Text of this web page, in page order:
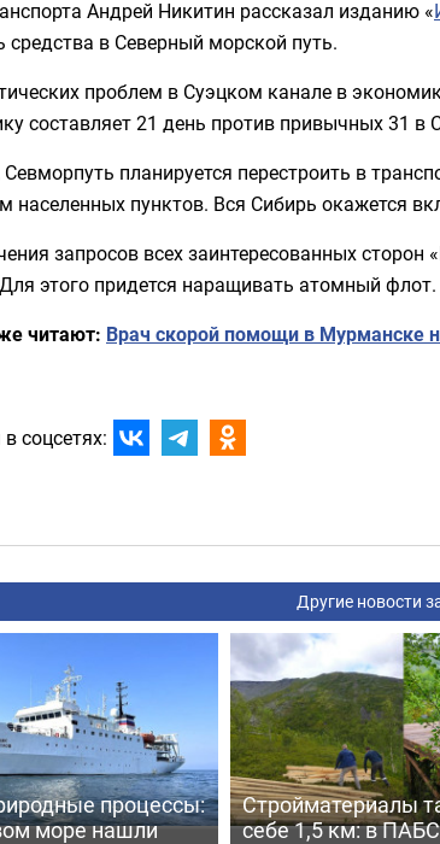
Андрей Никитин рассказал изданию «
средства в Северный морской путь.
проблем в Суэцком канале в
составляет 21 день против привычных 31 в
Севморпуть планируется перестроить в
населенных пунктов. Вся Сибирь окажется
запросов всех заинтересованных
этого придется наращивать атомный флот.
читают: Врач скорой помощи в Мурманске
соцсетях:
Другие новости
процессы:
море нашли
Стройматериалы
себе 1,5 км: в